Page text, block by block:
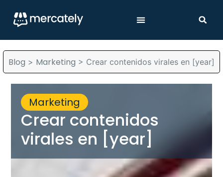
Blog > Marketing > Crear contenidos virales en [year]
Marketing
Crear contenidos
virales en [year]